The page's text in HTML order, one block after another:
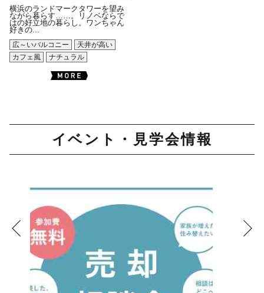
横浜のランドマークタワーを望み
ながら暮らす……。リノベならで
はの好立地の暮らし。ワンちゃん
好きの...
広～いバルコニー
天井が高い
カフェ風
ナチュラル
イベント・見学会情報